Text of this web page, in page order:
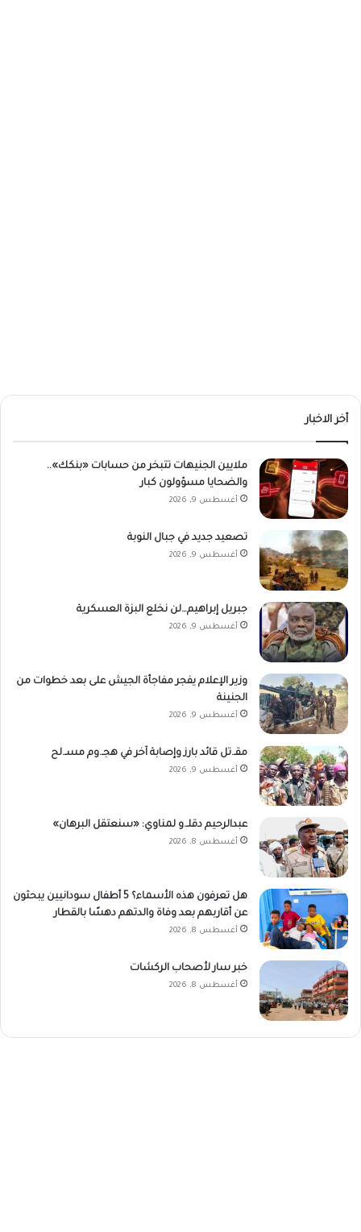
أخر الاخبار
ملايين الجنيهات تتبخر من حسابات «بنكك»..
والضحايا مسؤولون كبار
أغسطس 9, 2026
تصعيد جديد في جبال النوبة
أغسطس 9, 2026
جبريل إبراهيم…لن نخلع البزة العسكرية
أغسطس 9, 2026
وزير الإعلام يفجر مفاجأة الجيش على بعد خطوات من
الجنينة
أغسطس 9, 2026
مقـ.تل قائد بارز وإصابة آخر في هجـ.وم مسـ.لح
أغسطس 9, 2026
عبدالرحيم دقلـ.و لمناوي: «سنعتقل البرهان»
أغسطس 8, 2026
هل تعرفون هذه الأسماء؟ 5 أطفال سودانيين يبحثون
عن أقاربهم بعد وفاة والدتهم دهسًا بالقطار
أغسطس 8, 2026
خبر سار لأصحاب الركشات
أغسطس 8, 2026